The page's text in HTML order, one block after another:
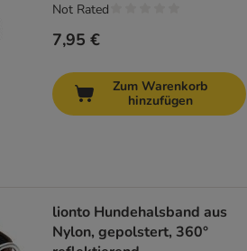
7,95 €
Not Rated
Zum Warenkorb
hinzufügen
lionto Hundehalsband aus
Nylon, gepolstert, 360°